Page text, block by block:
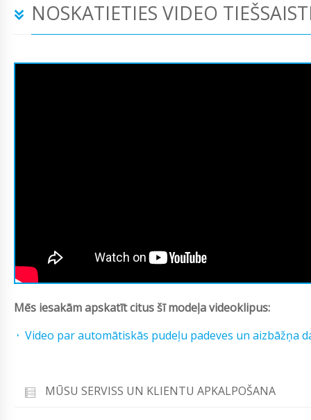
NOSKATIETIES VIDEO
Mēs iesakām apskatīt citus šī modeļa videoklipus:
Video par automātiskās pudeļu padeves un aizbāžņa
MŪSU SERVISS UN KLIENTU APKALPOŠANA